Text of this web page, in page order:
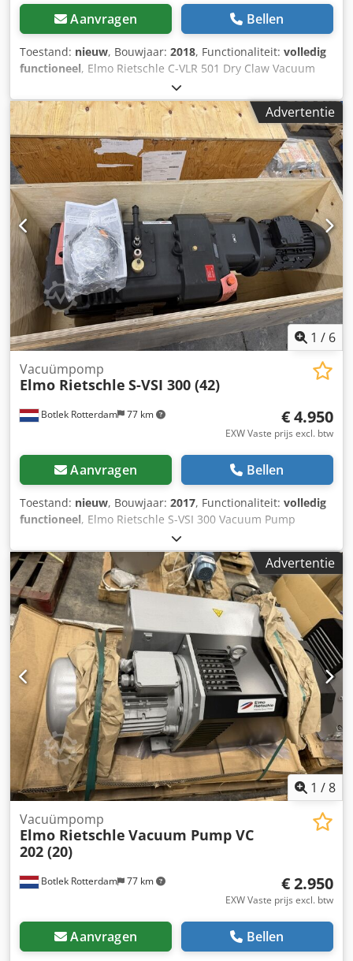
materiaaltransportsystemen. Technische gegevens - Merk:
DMN Westinghouse - Model: ALD 200-6 - Gecontroleerd en
stofarm materiaaltransport - Geschikt voor granulaat- en
bulkgoedtoepassingen Voordelen - Gecontroleerde
materiaalstroom - Betrouwbare 24/7 werking - Geschikt
voor centrale toevoersystemen
Aanvragen Bellen
Toestand: nieuw, Bouwjaar: 2018, Functionaliteit: volledig
functioneel, Elmo Rietschle C-VLR 501 Dry Claw Vacuum
Pump Codpeznbkqofx Abhoha Unused Elmo Rietschle
(Gardner Denver) C-VLR 501 (40) industrial dry claw
vacuum pump. This high-performance oil-free vacuum
pump is supplied in its original transport crate and is
suitable for continuous industrial operation. Immediately
available from stock in Rotterdam, The Netherlands.
Technical Specifications Reference S14 Manufacturer Elmo
Rietschle (Gardner Denver) Model C-VLR 501 (40)
Technology Oil-Free Dry Claw Vacuum Pump Capacity 500
m³/h Ultimate Pressure 200 mbar (abs) Motor WEG
Premium IE3 Motor Power 11 kW Voltage 400/690 V
Frequency 50 Hz Speed 2950 rpm Duty Continuous (S1)
Weight 185 kg Condition Unused / Surplus Stock Made in
Germany
Advertentie
1 / 6
Botlek Rotterdam 77 km
Vacuümpomp
Elmo Rietschle S-VSI 300 (42)
€ 4.950
EXW Vaste prijs excl. btw
Aanvragen Bellen
Toestand: nieuw, Bouwjaar: 2017, Functionaliteit: volledig
functioneel, Elmo Rietschle S-VSI 300 Vacuum Pump
Unused Elmo Rietschle (Gardner Denver) S-VSI 300 (42)
industrial vacuum pump in excellent condition. The pump
is supplied in its original transport crate and comes
complete with operating manual and accessories. Suitable
for continuous industrial duty in demanding vacuum
applications. Immediately available from stock in
Rotterdam, The Netherlands. Technical Specifications
Reference S13 Manufacturer Elmo Rietschle (Gardner
Denver) Model S-VSI 300 (42) Year 2017 Capacity 320 – 380
m³/h Ultimate Pressure 0.10 mbar (abs) Motor WEG
Premium Efficiency IE3 Power 7.5 kW (50 Hz) Voltage
400/690 V Frequency 50/60 Hz Speed 2935 rpm (50 Hz)
Chsdsznbglspfx Abhsa Duty Continuous (S1) Condition
Unused / Surplus Stock Made in Germany
Advertentie
1 /8
Botlek Rotterdam 77 km
Vacuümpomp
Elmo Rietschle Vacuum Pump VC
202 (20)
€ 2.950
EXW Vaste prijs excl. btw
Aanvragen Bellen